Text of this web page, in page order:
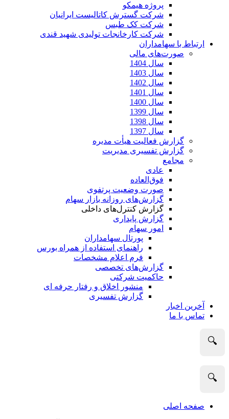
پروژه هیمکو
شرکت گسترش کاتالیست ایرانیان
شرکت کک طبس
شرکت کارخانجات تولیدی شهید قندی
ارتباط با سهامداران
صورت‌های مالی
سال 1404
سال 1403
سال 1402
سال 1401
سال 1400
سال 1399
سال 1398
سال 1397
گزارش فعالیت هیأت مدیره
گزارش تفسیری مدیریت
مجامع
عادی
فوق‌العاده
صورت وضعیت پرتفوی
گزارش‌های روزانه بازار سهام
گزارش کنترل‌های داخلی
گزارش پایداری
امور سهام
پورتال سهامداران
راهنمای استفاده از همراه بورس
فرم اعلام مشخصات
گزارش‌های تخصصی
حاکمیت شرکتی
منشور اخلاق و رفتار حرفه­ ای
گزارش تفسیری
آخرین اخبار
تماس با ما
🔍
🔍
صفحه اصلی